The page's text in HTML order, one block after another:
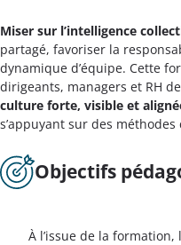
Miser sur l’intelligence
partagé, favoriser la
dynamique d’équipe. Cette
dirigeants, managers et RH de
culture forte, visible et
s’appuyant sur des
Objectifs
À l’issue de la